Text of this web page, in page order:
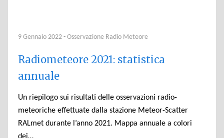
9 Gennaio 2022 - Osservazione Radio Meteore
Radiometeore 2021: statistica
annuale
Un riepilogo sui risultati delle osservazioni radio-
meteoriche effettuate dalla stazione Meteor-Scatter
RALmet durante l’anno 2021. Mappa annuale a colori